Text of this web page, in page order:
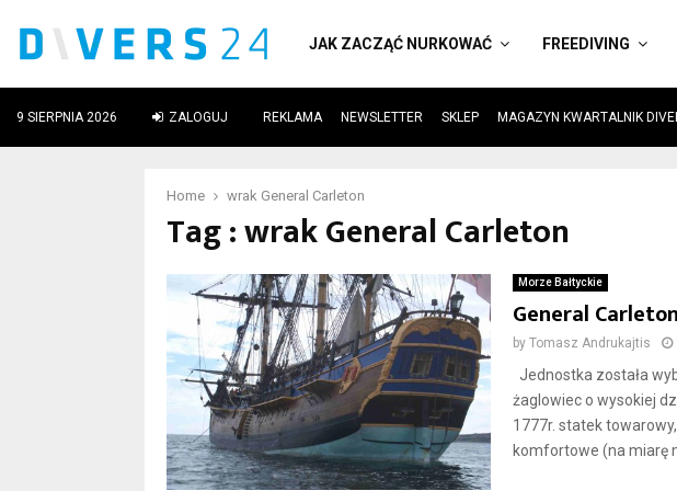
JAK ZACZĄĆ NURKOWAĆ FREEDIVING
9 SIERPNIA 2026 ZALOGUJ REKLAMA NEWSLETTER SKLEP MAGAZYN KWARTALNIK
Home wrak General Carleton
Tag : wrak General Carleton
Morze Bałtyckie
General
by Tomasz Andrukajtis
Jednostka została
żaglowiec o wysokiej
1777r. statek
komfortowe (na miarę